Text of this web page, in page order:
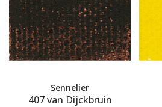
Sennelier
407 van Dijckbruin